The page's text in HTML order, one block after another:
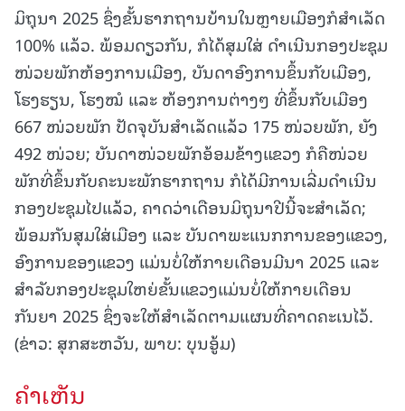
ມິຖຸນາ 2025 ຊຶ່ງຂັ້ນຮາກຖານບ້ານໃນຫຼາຍເມືອງກໍສຳເລັດ
100% ແລ້ວ. ພ້ອມດຽວກັນ, ກໍໄດ້ສຸມໃສ່ ດຳເນີນກອງປະຊຸມ
ໜ່ວຍພັກຫ້ອງການເມືອງ, ບັນດາອົງການຂຶ້ນກັບເມືອງ,
ໂຮງຮຽນ, ໂຮງໝໍ ແລະ ຫ້ອງການຕ່າງໆ ທີ່ຂຶ້ນກັບເມືອງ
667 ໜ່ວຍພັກ ປັດຈຸບັນສຳເລັດແລ້ວ 175 ໜ່ວຍພັກ, ຍັງ
492 ໜ່ວຍ; ບັນດາໜ່ວຍພັກອ້ອມຂ້າງແຂວງ ກໍຄືໜ່ວຍ
ພັກທີ່ຂຶ້ນກັບຄະນະພັກຮາກຖານ ກໍໄດ້ມີການເລີ່ມດຳເນີນ
ກອງປະຊຸມໄປແລ້ວ, ຄາດວ່າເດືອນມິຖຸນາປີນີ້ຈະສຳເລັດ;
ພ້ອມກັນສຸມໃສ່ເມືອງ ແລະ ບັນດາພະແນກການຂອງແຂວງ,
ອົງການຂອງແຂວງ ແມ່ນບໍ່ໃຫ້ກາຍເດືອນມີນາ 2025 ແລະ
ສຳລັບກອງປະຊຸມໃຫຍ່ຂັ້ນແຂວງແມ່ນບໍ່ໃຫ້ກາຍເດືອນ
ກັນຍາ 2025 ຊຶ່ງຈະໃຫ້ສຳເລັດຕາມແຜນທີ່ຄາດຄະເນໄວ້.
(ຂ່າວ: ສຸກສະຫວັນ, ພາບ: ບຸນອູ້ມ)
ຄໍາເຫັນ